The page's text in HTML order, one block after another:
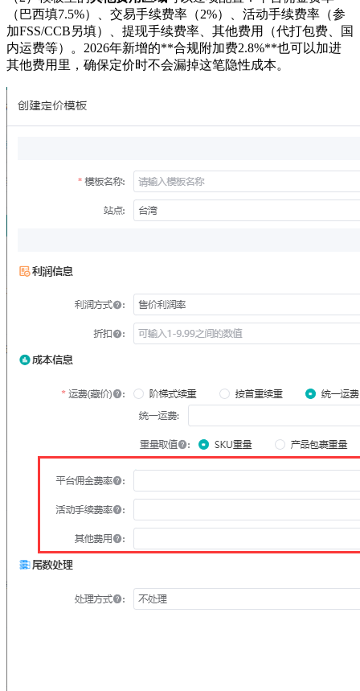
（巴西填7.5%）、交易手续费率（2%）、活动手续费率（参
加FSS/CCB另填）、提现手续费率、其他费用（代打包费、国
内运费等）。2026年新增的**合规附加费2.8%**也可以加进
其他费用里，确保定价时不会漏掉这笔隐性成本。